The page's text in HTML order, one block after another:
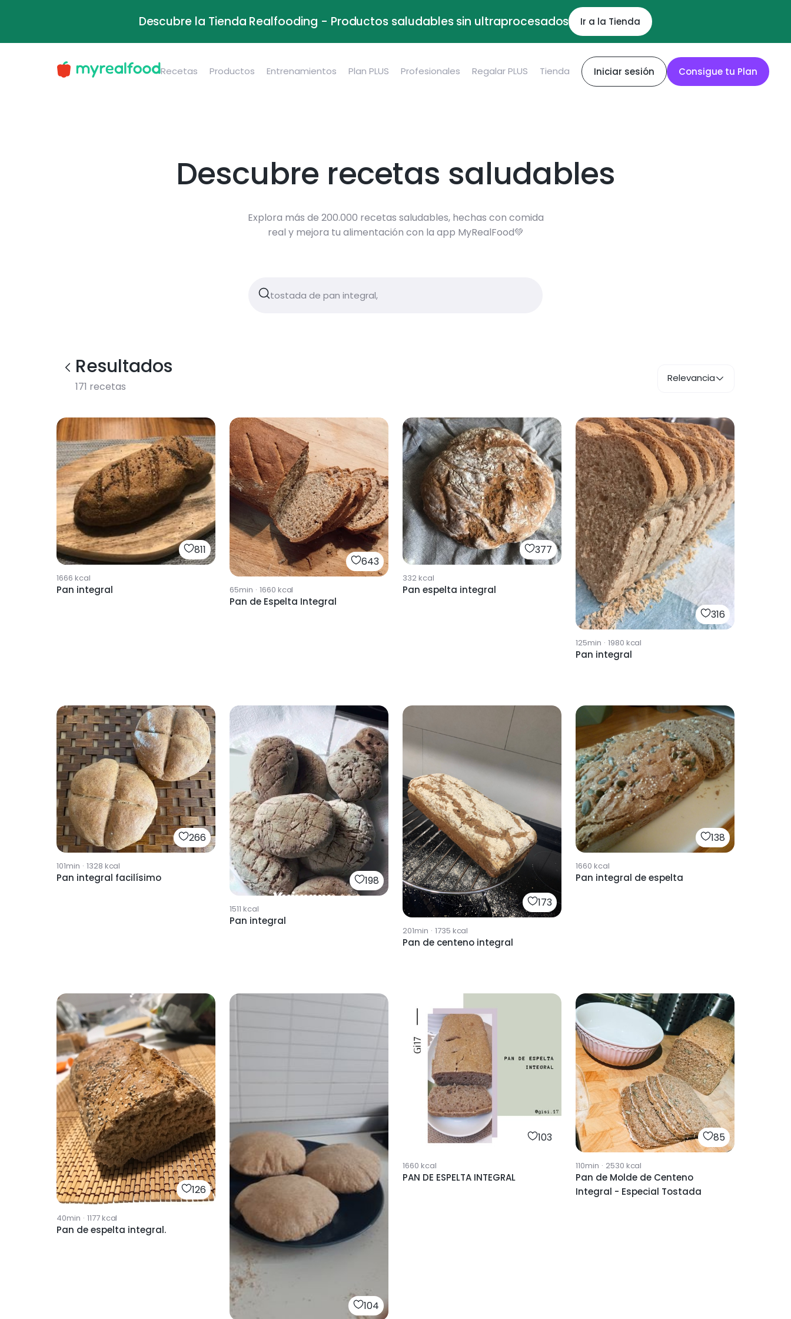
Descubre la Tienda Realfooding - Productos saludables sin ultraprocesados Ir a la Tienda
Recetas Productos Entrenamientos Plan PLUS Profesionales Regalar PLUS Tienda Iniciar sesión Consigue tu Plan
Descubre recetas saludables
Explora más de 200.000 recetas saludables, hechas con comida
real y mejora tu alimentación con la app MyRealFood💚
Resultados
171 recetas
Relevancia
811
1666 kcal
Pan integral
643
65min · 1660 kcal
Pan de Espelta Integral
377
332kcal
Pan espelta integral
316
125min · 1980 kcal
Pan integral
266
101min · 1328 kcal
Pan integral facilísimo 198
1511 kcal
Pan integral
173
201min · 1735 kcal
Pan de centeno integral
138
1660 kcal
Pan integral de espelta
126
40min · 1177kcal
Pan de espelta integral.
104
103
1660 kcal
PAN DE ESPELTA INTEGRAL
85
110min · 2530 kcal
Pan de Molde de Centeno
Integral - Especial Tostada